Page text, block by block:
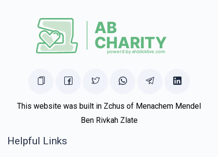
This website was built in Zchus of Menachem Mendel
Ben Rivkah Zlate
Helpful Links